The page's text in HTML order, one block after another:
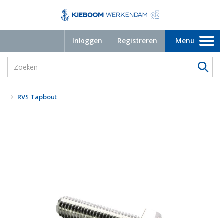
Inloggen Registreren
Toggle
navigation
Menu
RVS Tapbout